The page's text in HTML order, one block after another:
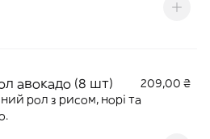
авокадо (8 шт)
209,00 ₴
рол з рисом, норі та